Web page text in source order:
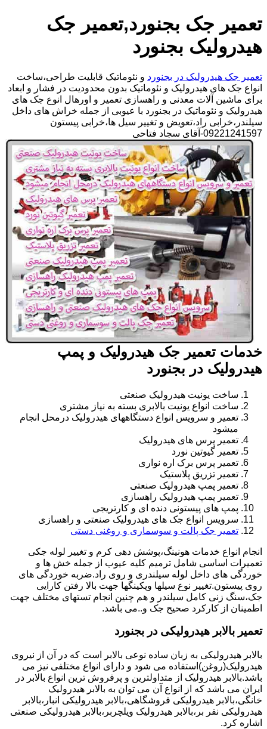
تعمیر جک بجنورد,تعمیر جک
هیدرولیک بجنورد
تعمیر جک هیدرولیک در بجنورد و نئوماتیک قابلیت طراحی،ساخت
انواع جک های هیدرولیک و نئوماتیک بدون محدودیت در فشار و ابعاد
برای ماشین آلات معدنی و راهسازی تعمیر و اورهال انوع جک های
هیدرولیک و نئوماتیک در بجنورد با عیوبی از جمله خراش های داخل
سیلندر،خرابی راد،تعویض و تغییر سیل ها،خرابی پیستون
09221241597-آقای سجاد فتاحی
خدمات تعمیر جک هیدرولیک و پمپ
هیدرولیک در بجنورد
ساخت یونیت هیدرولیک صنعتی
ساخت انواع یونیت بالابری بسته به نیاز مشتری
تعمیر و سرویس انواع دستگاههای هیدرولیک درمحل انجام
میشود
تعمیر پرس های هیدرولیک
تعمیر گیوتین نورد
تعمیر پرس برک اره نواری
تعمیر تزریق پلاستیک
تعمیر پمپ هیدرولیک صنعتی
تعمیر پمپ هیدرولیک راهسازی
پمپ های پیستونی دنده ای و کارتریجی
سرویس انواع جک های هیدرولیک صنعتی و راهسازی
تعمیر جک پالت و سوسماری و روغنی دستی
انجام انواع خدمات هونینگ،پوشش دهی کرم و تغییر لوله جکی
تعمیرات اساسی شامل ترمیم کلیه عیوب از جمله خش ها و
خوردگی های داخل لوله سیلندری و روی راد.ضربه خوردگی های
روی پیستون.تغییر نوع سیلها وپکینگها جهت بالا رفتن کارایی
جک،سنگ زنی کامل سیلندر و هم چنین انجام تستهای مختلف جهت
اطمینان از کارکرد صحیح جک و..می باشد.
تعمیر بالابر هیدرولیکی در بجنورد
بالابر هیدرولیکی به زبان ساده نوعی بالابر است که در آن از نیروی
هیدرولیک(روغن)استفاده می شود و دارای انواع مختلفی نیز می
باشد.بالابر هیدرولیک از متداولترین و پرفروش ترین انواع بالابر در
ایران می باشد که از انواع آن می توان به بالابر هیدرولیک
خانگی،بالابر هیدرولیکی فروشگاهی،بالابر هیدرولیکی انبار،بالابر
هیدرولیکی نفر بر،بالابر هیدرولیک ویلچربر،بالابر هیدرولیکی صنعتی
اشاره کرد.